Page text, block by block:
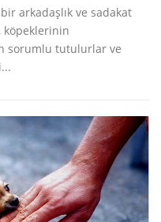
arkadaşlık ve sadakat
köpeklerinin
sorumlu tutulurlar ve